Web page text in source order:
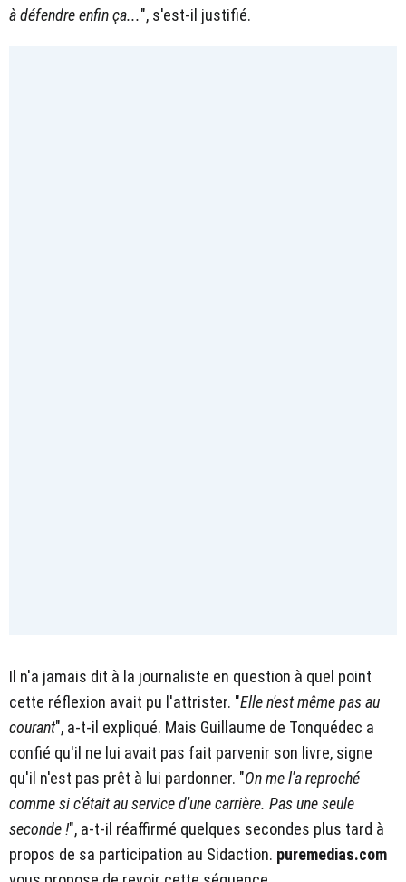
à défendre enfin ça...", s'est-il justifié.
Il n'a jamais dit à la journaliste en question à quel point
cette réflexion avait pu l'attrister. "Elle n'est même pas au
courant", a-t-il expliqué. Mais Guillaume de Tonquédec a
confié qu'il ne lui avait pas fait parvenir son livre, signe
qu'il n'est pas prêt à lui pardonner. "On me l'a reproché
comme si c'était au service d'une carrière. Pas une seule
seconde !", a-t-il réaffirmé quelques secondes plus tard à
propos de sa participation au Sidaction. puremedias.com